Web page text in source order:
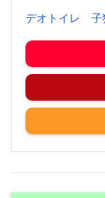
デオトイレ 子